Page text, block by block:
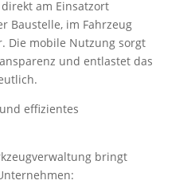
am Einsatzort
Baustelle, im Fahrzeug
Die mobile Nutzung sorgt
und entlastet das
effizientes
bringt